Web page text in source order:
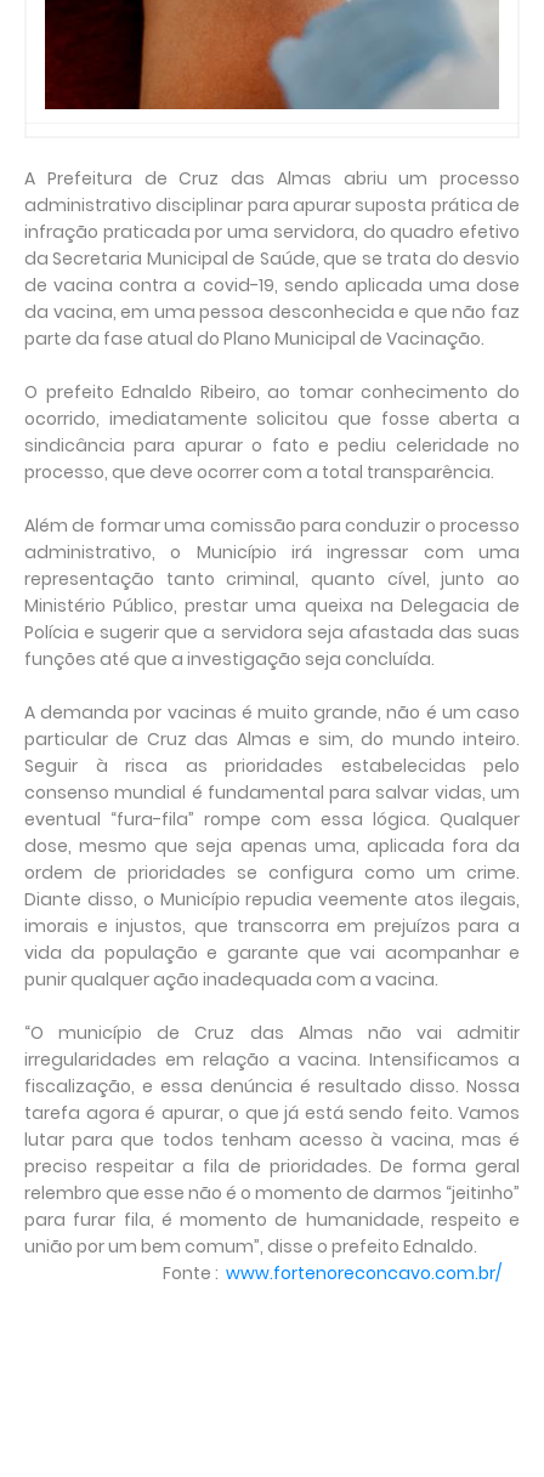
A Prefeitura de Cruz das Almas abriu um processo
administrativo disciplinar para apurar suposta prática de
infração praticada por uma servidora, do quadro efetivo
da Secretaria Municipal de Saúde, que se trata do desvio
de vacina contra a covid-19, sendo aplicada uma dose
da vacina, em uma pessoa desconhecida e que não faz
parte da fase atual do Plano Municipal de Vacinação.
O prefeito Ednaldo Ribeiro, ao tomar conhecimento do
ocorrido, imediatamente solicitou que fosse aberta a
sindicância para apurar o fato e pediu celeridade no
processo, que deve ocorrer com a total transparência.
Além de formar uma comissão para conduzir o processo
administrativo, o Município irá ingressar com uma
representação tanto criminal, quanto cível, junto ao
Ministério Público, prestar uma queixa na Delegacia de
Polícia e sugerir que a servidora seja afastada das suas
funções até que a investigação seja concluída.
A demanda por vacinas é muito grande, não é um caso
particular de Cruz das Almas e sim, do mundo inteiro.
Seguir à risca as prioridades estabelecidas pelo
consenso mundial é fundamental para salvar vidas, um
eventual “fura-fila” rompe com essa lógica. Qualquer
dose, mesmo que seja apenas uma, aplicada fora da
ordem de prioridades se configura como um crime.
Diante disso, o Município repudia veemente atos ilegais,
imorais e injustos, que transcorra em prejuízos para a
vida da população e garante que vai acompanhar e
punir qualquer ação inadequada com a vacina.
“O município de Cruz das Almas não vai admitir
irregularidades em relação a vacina. Intensificamos a
fiscalização, e essa denúncia é resultado disso. Nossa
tarefa agora é apurar, o que já está sendo feito. Vamos
lutar para que todos tenham acesso à vacina, mas é
preciso respeitar a fila de prioridades. De forma geral
relembro que esse não é o momento de darmos “jeitinho”
para furar fila, é momento de humanidade, respeito e
união por um bem comum”, disse o prefeito Ednaldo.
Fonte : www.fortenoreconcavo.com.br/